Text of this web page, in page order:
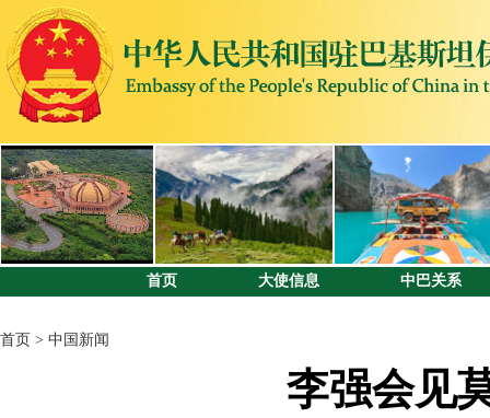
首页 大使信息 中巴关系
首页 > 中国新闻
李强会见